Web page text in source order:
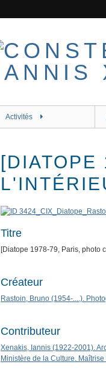
Activités
Titre
[Diatope 1978-79, Paris, photo
Créateur
Rastoin, Bruno (1954-....).
Contributeur
Xenakis, Iannis (1922-2001).
Ministère de la Culture.